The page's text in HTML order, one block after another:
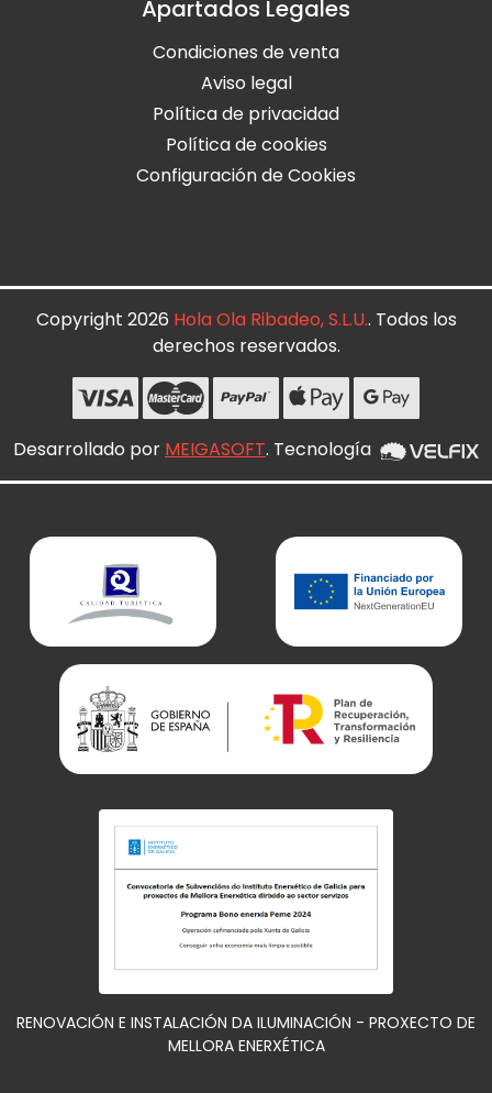
Apartados Legales
Condiciones de venta
Aviso legal
Política de privacidad
Política de cookies
Configuración de Cookies
Copyright 2026 Hola Ola Ribadeo, S.L.U.. Todos los
derechos reservados.
Desarrollado por MEIGASOFT. Tecnología
RENOVACIÓN E INSTALACIÓN DA ILUMINACIÓN - PROXECTO DE
MELLORA ENERXÉTICA